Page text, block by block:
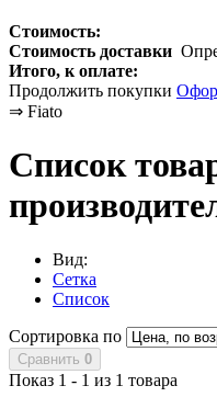
Стоимость:
Стоимость доставки
Итого, к оплате:
Продолжить покупки
⇒ Fiato
Список
Вид:
Сетка
Список
Сортировка по
Сравнить 0
Показ 1 - 1 из 1 товара